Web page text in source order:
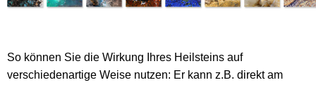
So können Sie die Wirkung Ihres Heilsteins auf
verschiedenartige Weise nutzen: Er kann z.B. direkt am